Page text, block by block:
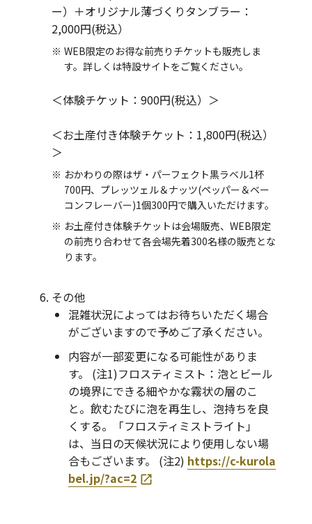
ー）＋オリジナル薄づくりタンブラー：
2,000円(税込）
WEB限定のお得な前売りチケットも販売しま
す。詳しくは特設サイトをご覧ください。
＜体験チケット：900円(税込）＞
＜お土産付き体験チケット：1,800円(税込）
＞
おかわりの際はザ・パーフェクト黒ラベル1杯
700円、プレッツェル＆ナッツ(ペッパー＆ベー
コンフレーバー)1個300円で購入いただけます。
お土産付き体験チケットは会場販売、WEB限定
の前売り合わせて各会場先着300名様の販売とな
ります。
その他
混雑状況によってはお待ちいただく場合
がございますので予めご了承ください。
内容が一部変更になる可能性がありま
す。 (注1)フロスティミスト：泡とビール
の境界にできる細やかな霧状の層のこ
と。飲むたびに泡を再生し、泡持ちを良
くする。「フロスティミストライト」
は、当日の天候状況により使用しない場
合もございます。 (注2) https://c-kurola
bel.jp/?ac=2